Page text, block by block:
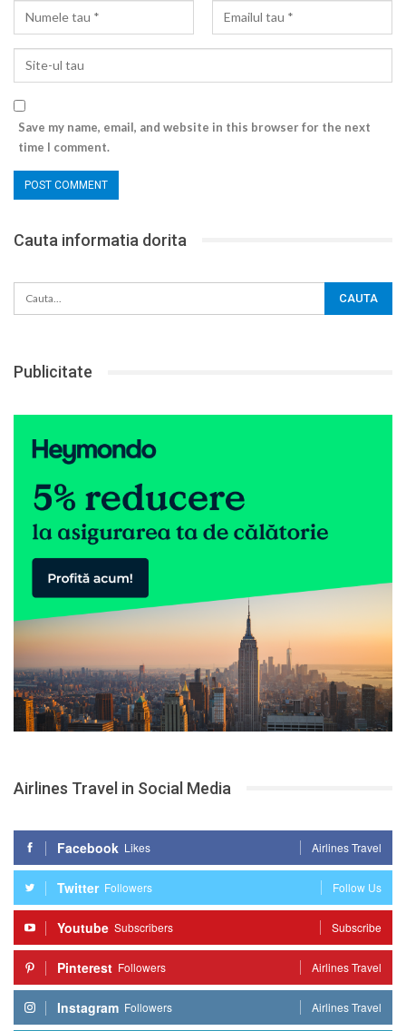
Save my name, email, and website in this browser for the next
time I comment.
Cauta informatia dorita
Publicitate
Airlines Travel in Social Media
Facebook Likes Airlines Travel
Twitter Followers Follow Us
Youtube Subscribers Subscribe
Pinterest Followers Airlines Travel
Instagram Followers Airlines Travel